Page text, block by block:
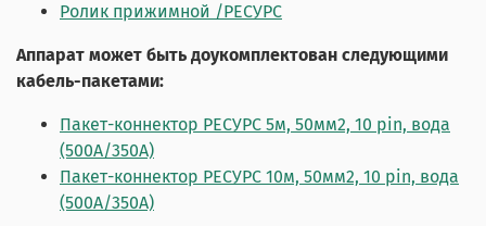
Ролик прижимной /РЕСУРС
Аппарат может быть доукомплектован следующими
кабель-пакетами:
Пакет-коннектор РЕСУРС 5м, 50мм2, 10 pin, вода
(500А/350А)
Пакет-коннектор РЕСУРС 10м, 50мм2, 10 pin, вода
(500А/350А)